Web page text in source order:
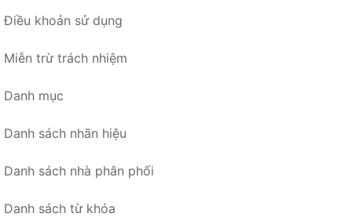
Điều khoản sử dụng
Miễn trừ trách nhiệm
Danh mục
Danh sách nhãn hiệu
Danh sách nhà phân phối
Danh sách từ khóa